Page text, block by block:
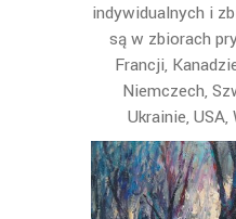
indywidualnych i
są w zbiorach
Francji,
Niemczech,
Ukrainie,